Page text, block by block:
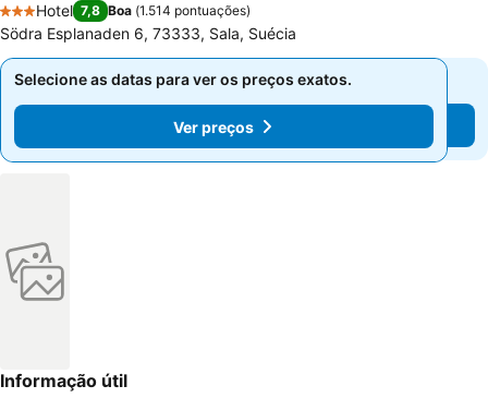
3 Estrelas
Hotel 7,8 Boa (1.514 pontuações)
Södra Esplanaden 6, 73333, Sala, Suécia
Selecione as datas para ver os preços exatos.
Ver preços
Selecione as datas para ver os preços exatos.
Ver preços
Informação útil